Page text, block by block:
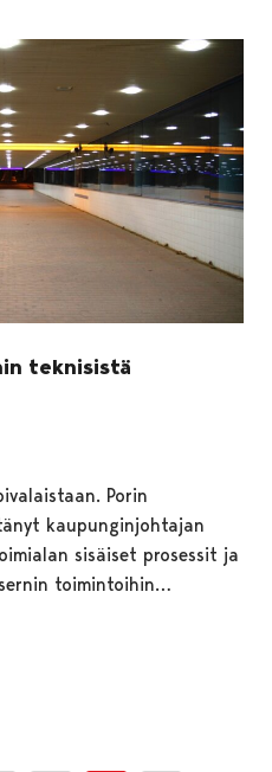
teknisistä
Porin
kaupunginjohtajan
sisäiset prosessit ja
toimintoihin…